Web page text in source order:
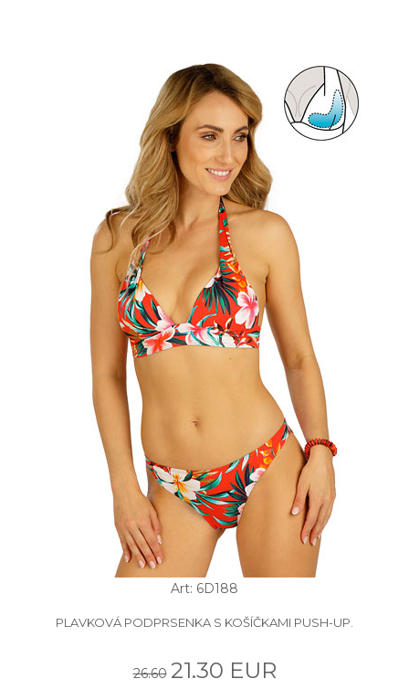
Art: 6D188
PLAVKOVÁ PODPRSENKA S KOŠÍČKAMI PUSH-UP.
26.60 21.30 EUR